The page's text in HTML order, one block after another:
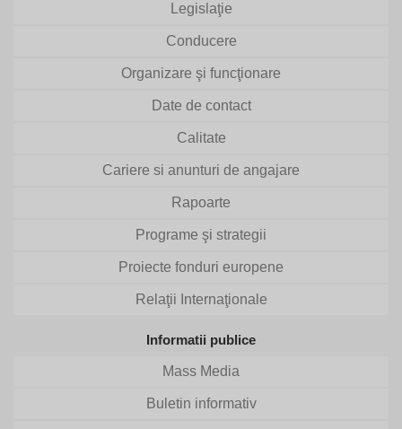
Legislaţie
Conducere
Organizare şi funcţionare
Date de contact
Calitate
Cariere si anunturi de angajare
Rapoarte
Programe şi strategii
Proiecte fonduri europene
Relaţii Internaţionale
Informatii publice
Mass Media
Buletin informativ